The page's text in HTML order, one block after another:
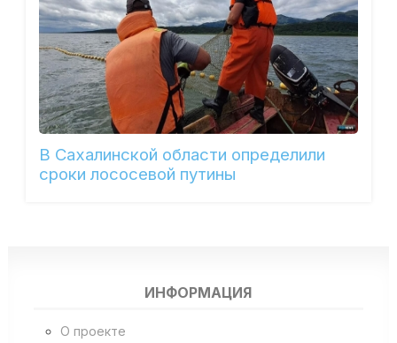
В Сахалинской области определили
сроки лососевой путины
ИНФОРМАЦИЯ
О проекте